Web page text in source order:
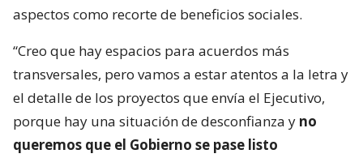
aspectos como recorte de beneficios sociales.
“Creo que hay espacios para acuerdos más
transversales, pero vamos a estar atentos a la letra y
el detalle de los proyectos que envía el Ejecutivo,
porque hay una situación de desconfianza y no
queremos que el Gobierno se pase listo